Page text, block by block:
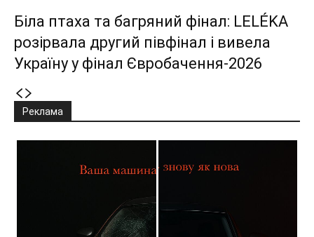
Біла птаха та багряний фінал: LELÉKA
розірвала другий півфінал і вивела
Україну у фінал Євробачення-2026
Реклама